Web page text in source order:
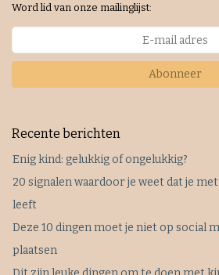
Word lid van onze mailinglijst:
Abonneer
Recente berichten
Enig kind: gelukkig of ongelukkig?
20 signalen waardoor je weet dat je
leeft
Deze 10 dingen moet je niet op social
plaatsen